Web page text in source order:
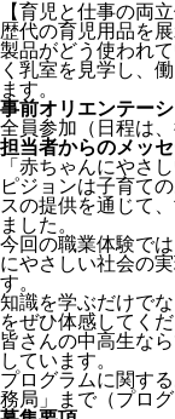
【育児と仕事の両立
歴代の育児用品を
製品がどう使われ
く乳室を見学し、
ます。
事前オリエンテー
全員参加（日程は
担当者からのメッ
「赤ちゃんにやさ
ピジョンは子育て
スの提供を通じて
ました。
今回の職業体験で
にやさしい社会の
す。
知識を学ぶだけで
をぜひ体感してくだ
皆さんの中高生な
しています。
プログラムに関す
務局」まで（プログ